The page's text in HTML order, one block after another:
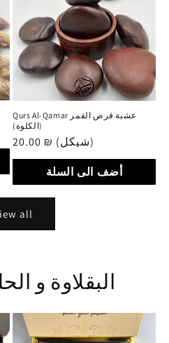
Qurs Al-Qamar عشبة قرص القمر
(الكلوة)
Regular
price
20.00 ₪ (شيكل)
أضف الى السلة
all
البقلاوة و